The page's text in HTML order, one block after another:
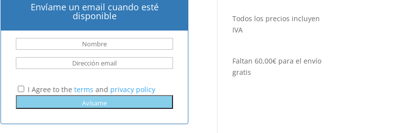
Envíame un email cuando esté
disponible
I Agree to theterms and privacy policy
Todos los precios incluyen
IVA
Faltan60,00€ para el envío
gratis